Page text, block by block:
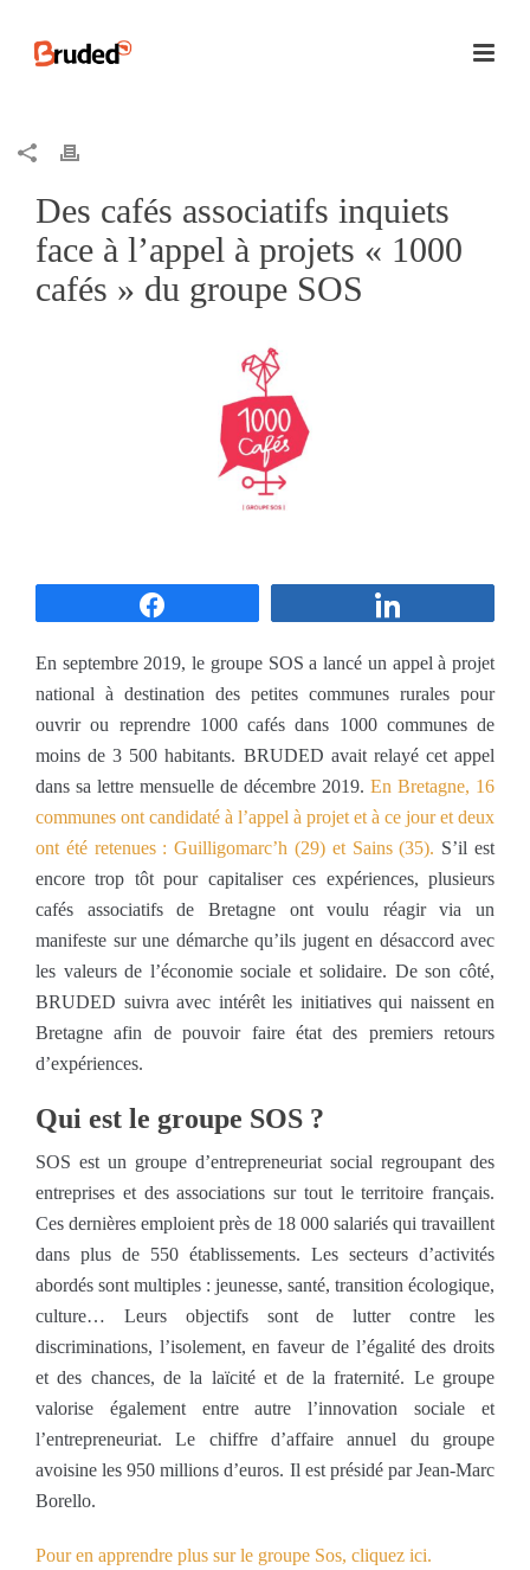
Des cafés associatifs inquiets
face à l’appel à projets « 1000
cafés » du groupe SOS
En septembre 2019, le groupe SOS a lancé un appel à projet
national à destination des petites communes rurales pour
ouvrir ou reprendre 1000 cafés dans 1000 communes de
moins de 3 500 habitants. BRUDED avait relayé cet appel
dans sa lettre mensuelle de décembre 2019. En Bretagne, 16
communes ont candidaté à l’appel à projet et à ce jour et deux
ont été retenues : Guilligomarc’h (29) et Sains (35). S’il est
encore trop tôt pour capitaliser ces expériences, plusieurs
cafés associatifs de Bretagne ont voulu réagir via un
manifeste sur une démarche qu’ils jugent en désaccord avec
les valeurs de l’économie sociale et solidaire. De son côté,
BRUDED suivra avec intérêt les initiatives qui naissent en
Bretagne afin de pouvoir faire état des premiers retours
d’expériences.
Qui est le groupe SOS ?
SOS est un groupe d’entrepreneuriat social regroupant des
entreprises et des associations sur tout le territoire français.
Ces dernières emploient près de 18 000 salariés qui travaillent
dans plus de 550 établissements. Les secteurs d’activités
abordés sont multiples : jeunesse, santé, transition écologique,
culture… Leurs objectifs sont de lutter contre les
discriminations, l’isolement, en faveur de l’égalité des droits
et des chances, de la laïcité et de la fraternité. Le groupe
valorise également entre autre l’innovation sociale et
l’entrepreneuriat. Le chiffre d’affaire annuel du groupe
avoisine les 950 millions d’euros. Il est présidé par Jean-Marc
Borello.
Pour en apprendre plus sur le groupe Sos, cliquez ici.